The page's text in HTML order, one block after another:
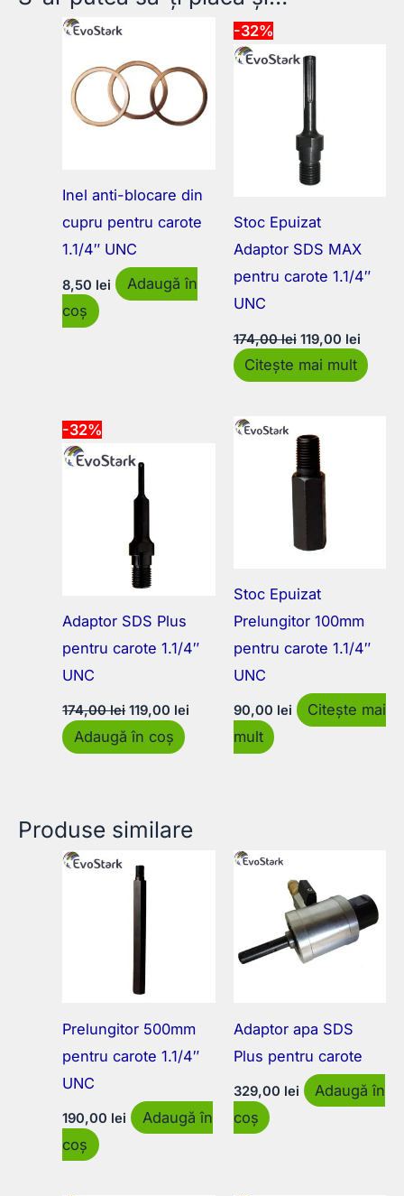
Inel anti-blocare din
cupru pentru carote
1.1/4″ UNC
8,50 lei
Adaugă în
coș
-32%
Stoc Epuizat
Adaptor SDS MAX
pentru carote 1.1/4″
UNC
174,00lei Prețul
inițial
a
fost:
119,00 leiPrețul
curent
este:
Citește mai mult
-32%
Adaptor SDS Plus
pentru carote 1.1/4″
UNC
174,00lei Prețul
inițial
a
fost:
119,00 lei
119,00 lei.
Adaugă în coș
Stoc Epuizat
Prelungitor 100mm
pentru carote 1.1/4″
UNC
90,00 lei
Citește mai
mult
Produse similare
Prelungitor 500mm
pentru carote 1.1/4″
UNC
190,00 lei
Adaugă în
coș
Adaptor apa SDS
Plus pentru carote
329,00 lei
Adaugă în
coș